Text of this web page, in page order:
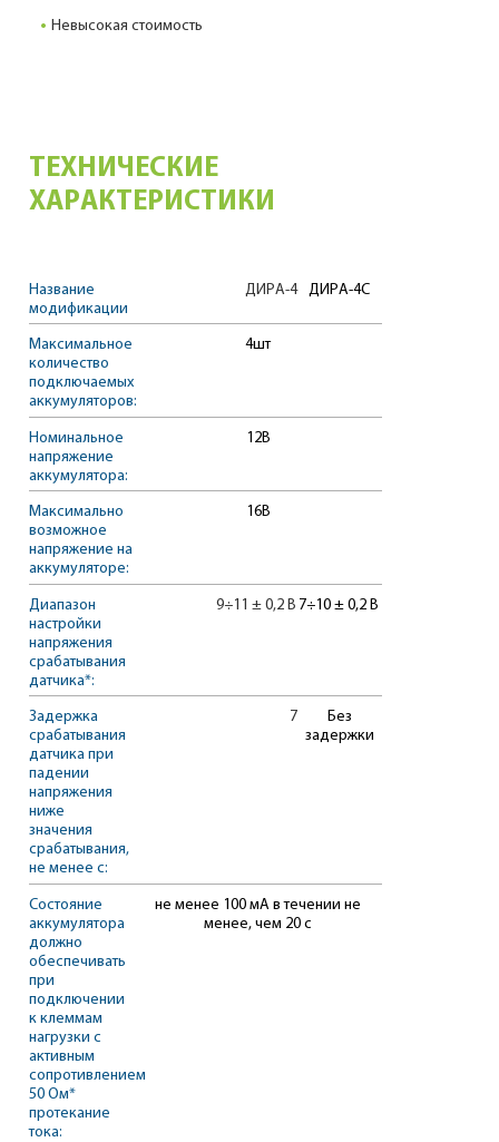
Невысокая стоимость
ТЕХНИЧЕСКИЕ
ХАРАКТЕРИСТИКИ
Название
модификации
ДИРА-4 ДИРА-4С
Максимальное
количество
подключаемых
аккумуляторов:
4шт
Номинальное
напряжение
аккумулятора:
12В
Максимально
возможное
напряжение на
аккумуляторе:
16В
Диапазон
настройки
напряжения
срабатывания
датчика*:
9÷11 ± 0,2 В 7÷10 ± 0,2 В
Задержка
срабатывания
датчика при
падении
напряжения
ниже
значения
срабатывания,
не менее с:
7
Без
задержки
Состояние
аккумулятора
должно
обеспечивать
при
подключении
к клеммам
нагрузки с
активным
сопротивлением
50 Ом*
протекание
тока:
не менее 100 мА в течении не
менее, чем 20 с